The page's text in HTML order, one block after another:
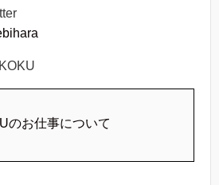
のお仕事について